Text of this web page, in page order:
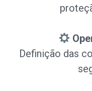
Definição das